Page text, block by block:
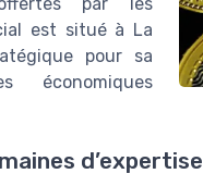
est situé à La
pour sa
économiques
d’expertise